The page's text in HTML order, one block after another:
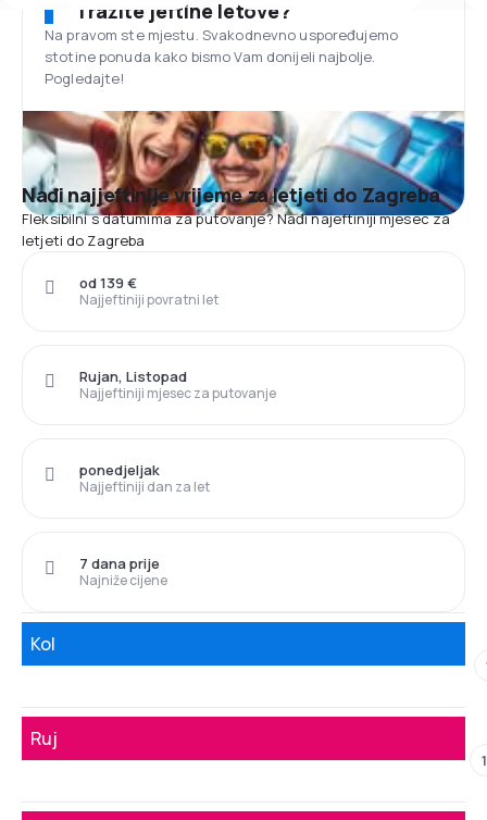
Tražite jeftine letove?
Na pravom ste mjestu. Svakodnevno uspoređujemo
stotine ponuda kako bismo Vam donijeli najbolje.
Pogledajte!
Nađi najjeftinije vrijeme za letjeti do Zagreba
Fleksibilni s datumima za putovanje? Nađi najeftiniji mjesec za
letjeti do Zagreba
Najjeftiniji povratni let
od 139 €
Najjeftiniji mjesec za putovanje
Rujan, Listopad
Najjeftiniji dan za let
ponedjeljak
Najniže cijene
7 dana prije
Kol
Ruj